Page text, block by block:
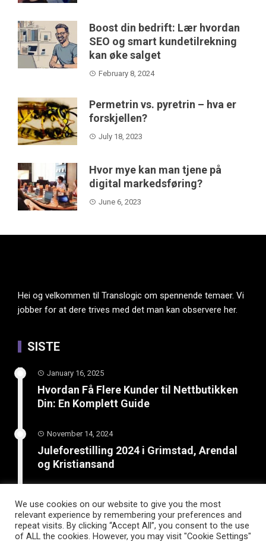
Boost din bedrift: Lær hvordan
SEO og smart kundetilrekning
kan øke salget
February 8, 2024
Permetrin vs. pyretrin – hva er
forskjellen?
July 18, 2023
Hvor mye kan man tjene på
digital markedsføring?
June 6, 2023
Hei og velkommen til Translogic om spennende temaer. Vi
jobber for at dere trives med det man kan observere her.
SISTE
January 16, 2025
Hvordan Få Flere Kunder til Nettbutikken
Din: En Komplett Guide
November 14, 2024
Juleforestilling 2024 i Grimstad, Arendal
og Kristiansand
Boost din bedrift: Lær hvordan SEO og
smart kundetilrekning kan øke salget
We use cookies on our website to give you the most
relevant experience by remembering your preferences and
repeat visits. By clicking “Accept All”, you consent to the use
of ALL the cookies. However, you may visit "Cookie Settings"